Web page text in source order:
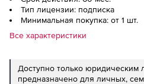
Тип лицензии: подписка
Минимальная покупка: от 1 шт.
Все характеристики
Доступно только
предназначено для личных,